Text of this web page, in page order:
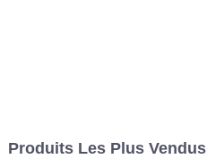
Produits Les Plus Vendus